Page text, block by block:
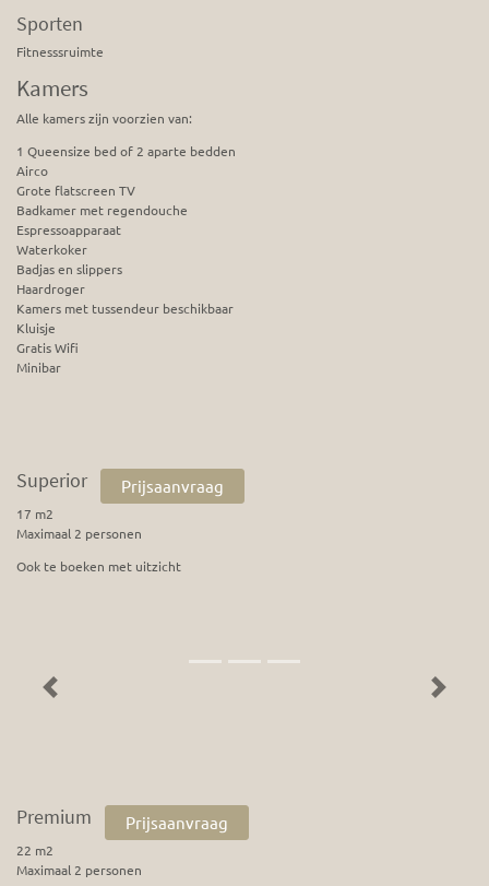
Sporten
Fitnesssruimte
Kamers
Alle kamers zijn voorzien van:
1 Queensize bed of 2 aparte bedden
Airco
Grote flatscreen TV
Badkamer met regendouche
Espressoapparaat
Waterkoker
Badjas en slippers
Haardroger
Kamers met tussendeur beschikbaar
Kluisje
Gratis Wifi
Minibar
Superior Prijsaanvraag
17 m2
Maximaal 2 personen
Ook te boeken met uitzicht
Previous Next
Premium Prijsaanvraag
22 m2
Maximaal 2 personen